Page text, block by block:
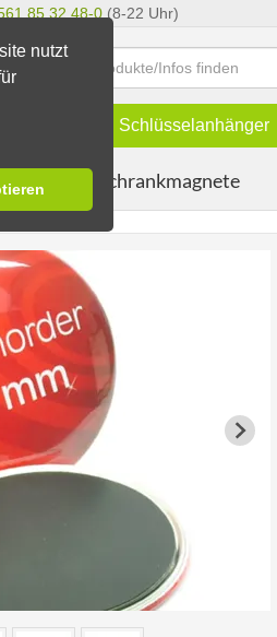
nutzt
85 32 48-0 (8-22 Uhr)
Schlüsselanhänger
Kühlschrankmagnete